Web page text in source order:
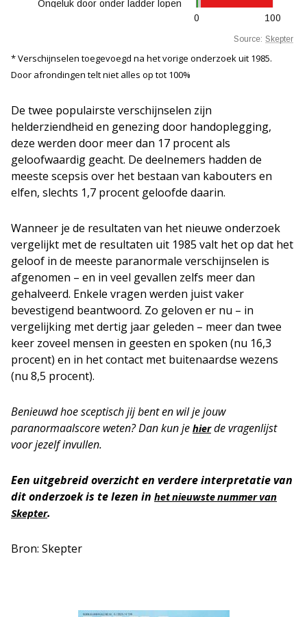
* Verschijnselen toegevoegd na het vorige onderzoek uit 1985.
Door afrondingen telt niet alles op tot 100%
De twee populairste verschijnselen zijn
helderziendheid en genezing door handoplegging,
deze werden door meer dan 17 procent als
geloofwaardig geacht. De deelnemers hadden de
meeste scepsis over het bestaan van kabouters en
elfen, slechts 1,7 procent geloofde daarin.
Wanneer je de resultaten van het nieuwe onderzoek
vergelijkt met de resultaten uit 1985 valt het op dat het
geloof in de meeste paranormale verschijnselen is
afgenomen – en in veel gevallen zelfs meer dan
gehalveerd. Enkele vragen werden juist vaker
bevestigend beantwoord. Zo geloven er nu – in
vergelijking met dertig jaar geleden – meer dan twee
keer zoveel mensen in geesten en spoken (nu 16,3
procent) en in het contact met buitenaardse wezens
(nu 8,5 procent).
Benieuwd hoe sceptisch jij bent en wil je jouw
paranormaalscore weten? Dan kun je hierde vragenlijst
voor jezelf invullen.
Een uitgebreid overzicht en verdere interpretatie van
dit onderzoek is te lezen in het nieuwste nummer van
Skepter.
Bron: Skepter